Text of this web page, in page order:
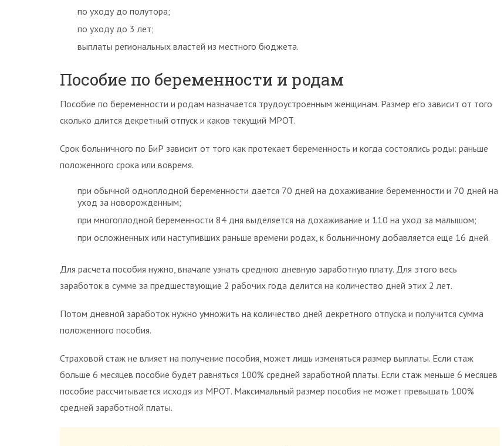
по уходу до полутора;
по уходу до 3 лет;
выплаты региональных властей из местного бюджета.
Пособие по беременности и родам
Пособие по беременности и родам назначается трудоустроенным женщинам. Размер его зависит от того
сколько длится декретный отпуск и каков текущий МРОТ.
Срок больничного по БиР зависит от того как протекает беременность и когда состоялись роды: раньше
положенного срока или вовремя.
при обычной одноплодной беременности дается 70 дней на дохаживание беременности и 70 дней на
уход за новорожденным;
при многоплодной беременности 84 дня выделяется на дохаживание и 110 на уход за малышом;
при осложненных или наступивших раньше времени родах, к больничному добавляется еще 16 дней.
Для расчета пособия нужно, вначале узнать среднюю дневную заработную плату. Для этого весь
заработок в сумме за предшествующие 2 рабочих года делится на количество дней этих 2 лет.
Потом дневной заработок нужно умножить на количество дней декретного отпуска и получится сумма
положенного пособия.
Страховой стаж не влияет на получение пособия, может лишь изменяться размер выплаты. Если стаж
больше 6 месяцев пособие будет равняться 100% средней заработной платы. Если стаж меньше 6 месяцев
пособие рассчитывается исходя из МРОТ. Максимальный размер пособия не может превышать 100%
средней заработной платы.